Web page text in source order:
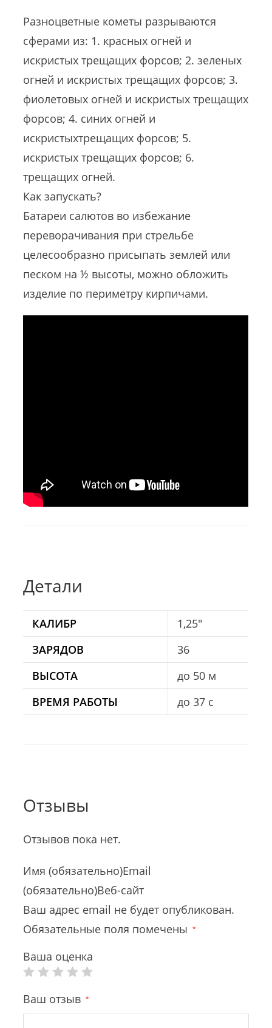
Разноцветные кометы разрываются
сферами из: 1. красных огней и
искристых трещащих форсов; 2. зеленых
огней и искристых трещащих форсов; 3.
фиолетовых огней и искристых трещащих
форсов; 4. синих огней и
искристыхтрещащих форсов; 5.
искристых трещащих форсов; 6.
трещащих огней.
Как запускать?
Батареи салютов во избежание
переворачивания при стрельбе
целесообразно присыпать землей или
песком на ½ высоты, можно обложить
изделие по периметру кирпичами.
Детали
КАЛИБР
1,25"
ЗАРЯДОВ
36
ВЫСОТА
до 50 м
ВРЕМЯ РАБОТЫ
до 37 с
Отзывы
Отзывов пока нет.
Имя (обязательно)Email
(обязательно)Веб-сайт
Ваш адрес email не будет опубликован.
Обязательные поля помечены
*
Ваша оценка
Ваш отзыв *